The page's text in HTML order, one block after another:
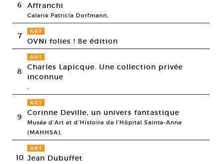
6 Affranchi
Galerie Patricia Dorfmann,
7 ART
OVNi folies ! 8e édition
8
ART
Charles Lapicque. Une collection privée
inconnue
,
9
ART
Corinne Deville, un univers fantastique
Musée d’Art et d’Histoire de l’Hôpital Sainte-Anne
(MAHHSA),
10
ART
Jean Dubuffet